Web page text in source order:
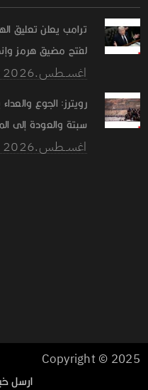
ترامب يعلن تعليق
لفتح مضيق هرمز
02 اغســطس.2026 - 16:15
رويترز: الجوع
سبتة والعودة إلى
02 اغســطس.2026 - 21:57
Copyright © 2025
ارسل